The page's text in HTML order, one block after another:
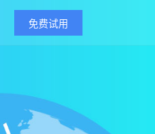
免费试用